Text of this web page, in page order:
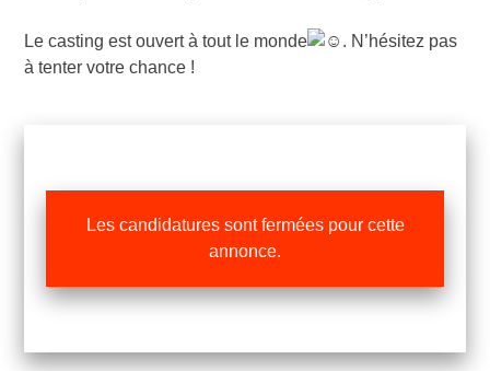
Le casting est ouvert à tout le monde
. N’hésitez pas
à tenter votre chance !
Les candidatures sont fermées pour cette
annonce.